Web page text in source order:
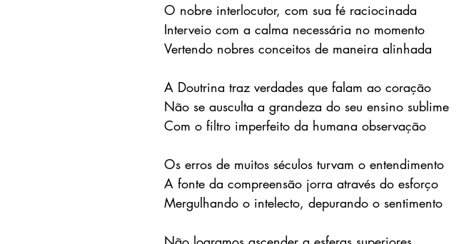
O nobre interlocutor, com sua fé raciocinada
Interveio com a calma necessária no momento
Vertendo nobres conceitos de maneira alinhada
A Doutrina traz verdades que falam ao coração
Não se ausculta a grandeza do seu ensino sublime
Com o filtro imperfeito da humana observação
Os erros de muitos séculos turvam o entendimento
A fonte da compreensão jorra através do esforço
Mergulhando o intelecto, depurando o sentimento